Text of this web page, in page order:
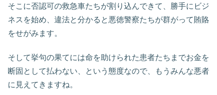
そこに否認可の救急車たちが割り込んできて、勝手にビジ
ネスを始め、違法と分かると悪徳警察たちが群がって賄賂
をせがみます。
そして挙句の果てには命を助けられた患者たちまでお金を
断固として払わない、という態度なので、もうみんな悪者
に見えてきますね。